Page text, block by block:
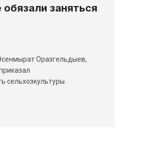
заняться
Оразгельдыев,